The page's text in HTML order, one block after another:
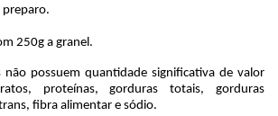
preparo.
250g a granel.
não possuem quantidade significativa de valor
proteínas, gorduras totais, gorduras
fibra alimentar e sódio.